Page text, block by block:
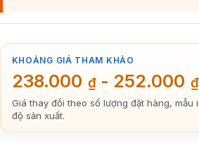
KHOẢNG GIÁ THAM KHẢO
238.000 ₫- 252.000 ₫
Giá thay đổi theo số lượng đặt hàng,
độ sản xuất.